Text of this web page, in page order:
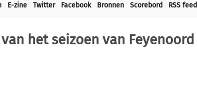
E-zine Twitter Facebook Bronnen Scorebord RSS feed
het seizoen van Feyenoord